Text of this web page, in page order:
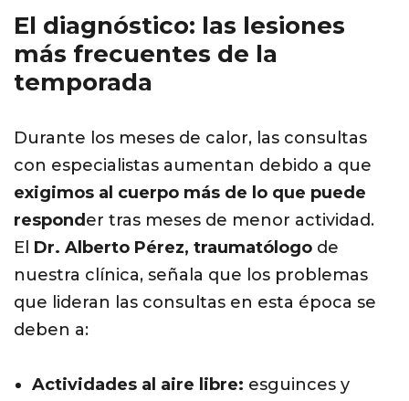
El diagnóstico: las lesiones
más frecuentes de la
temporada
Durante los meses de calor, las consultas
con especialistas aumentan debido a que
exigimos al cuerpo más de lo que puede
respond er tras meses de menor actividad.
El Dr. Alberto Pérez, traumatólogo de
nuestra clínica, señala que los problemas
que lideran las consultas en esta época se
deben a:
Actividades al aire libre: esguinces y